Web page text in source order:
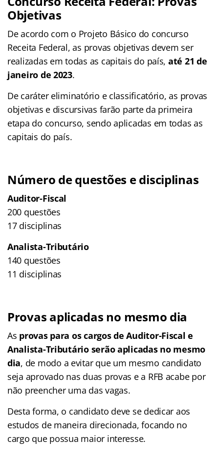
Objetivas
De acordo com o Projeto Básico do concurso
Receita Federal, as provas objetivas devem ser
realizadas em todas as capitais do país, até 21 de
janeiro de 2023.
De caráter eliminatório e classificatório, as provas
objetivas e discursivas farão parte da primeira
etapa do concurso, sendo aplicadas em todas as
capitais do país.
Número de questões e disciplinas
Auditor-Fiscal
200 questões
17 disciplinas
Analista-Tributário
140 questões
11 disciplinas
Provas aplicadas no mesmo dia
As provas para os cargos de Auditor-Fiscal e
Analista-Tributário serão aplicadas no mesmo
dia, de modo a evitar que um mesmo candidato
seja aprovado nas duas provas e a RFB acabe por
não preencher uma das vagas.
Desta forma, o candidato deve se dedicar aos
estudos de maneira direcionada, focando no
cargo que possua maior interesse.